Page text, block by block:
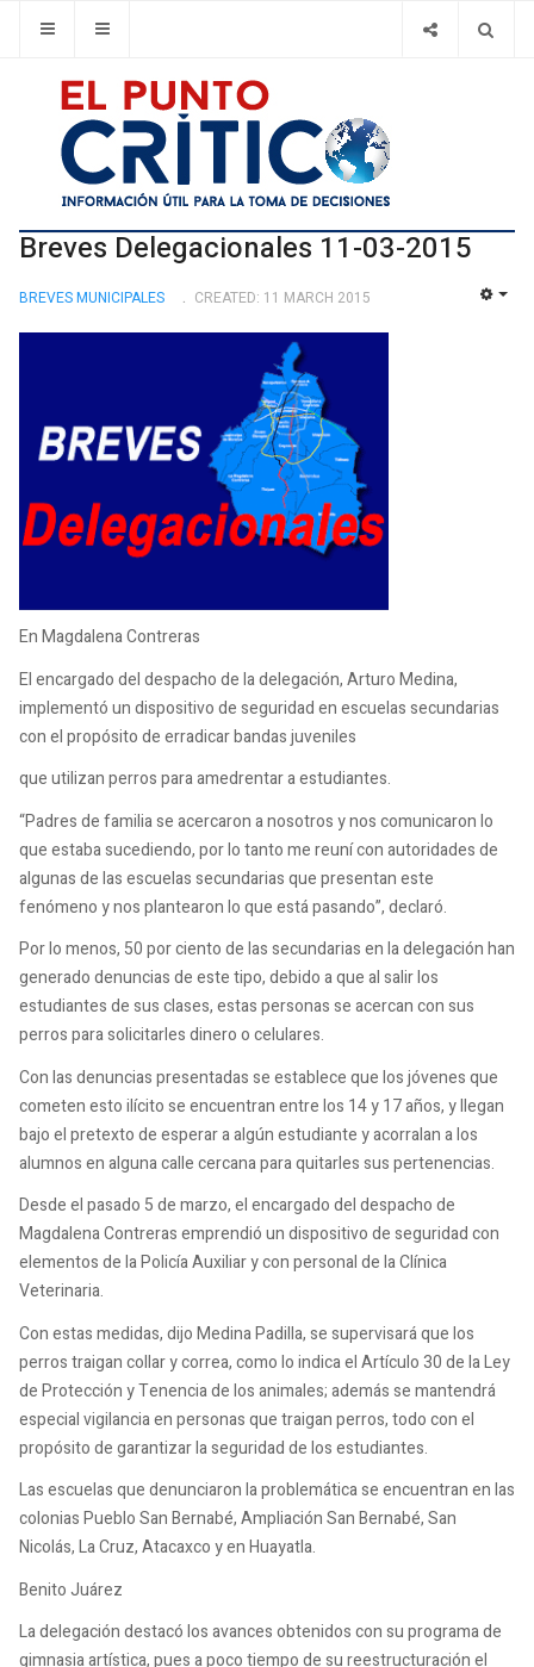
Breves Delegacionales 11-03-2015
BREVES MUNICIPALES CREATED: 11 MARCH 2015
En Magdalena Contreras
El encargado del despacho de la delegación, Arturo Medina,
implementó un dispositivo de seguridad en escuelas secundarias
con el propósito de erradicar bandas juveniles
que utilizan perros para amedrentar a estudiantes.
“Padres de familia se acercaron a nosotros y nos comunicaron lo
que estaba sucediendo, por lo tanto me reuní con autoridades de
algunas de las escuelas secundarias que presentan este
fenómeno y nos plantearon lo que está pasando”, declaró.
Por lo menos, 50 por ciento de las secundarias en la delegación han
generado denuncias de este tipo, debido a que al salir los
estudiantes de sus clases, estas personas se acercan con sus
perros para solicitarles dinero o celulares.
Con las denuncias presentadas se establece que los jóvenes que
cometen esto ilícito se encuentran entre los 14 y 17 años, y llegan
bajo el pretexto de esperar a algún estudiante y acorralan a los
alumnos en alguna calle cercana para quitarles sus pertenencias.
Desde el pasado 5 de marzo, el encargado del despacho de
Magdalena Contreras emprendió un dispositivo de seguridad con
elementos de la Policía Auxiliar y con personal de la Clínica
Veterinaria.
Con estas medidas, dijo Medina Padilla, se supervisará que los
perros traigan collar y correa, como lo indica el Artículo 30 de la Ley
de Protección y Tenencia de los animales; además se mantendrá
especial vigilancia en personas que traigan perros, todo con el
propósito de garantizar la seguridad de los estudiantes.
Las escuelas que denunciaron la problemática se encuentran en las
colonias Pueblo San Bernabé, Ampliación San Bernabé, San
Nicolás, La Cruz, Atacaxco y en Huayatla.
Benito Juárez
La delegación destacó los avances obtenidos con su programa de
gimnasia artística, pues a poco tiempo de su reestructuración el